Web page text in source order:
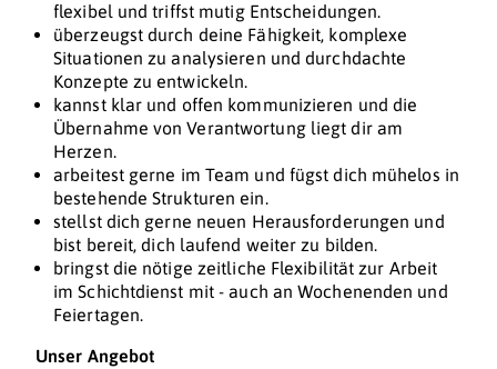
flexibel und triffst mutig Entscheidungen.
überzeugst durch deine Fähigkeit, komplexe
Situationen zu analysieren und durchdachte
Konzepte zu entwickeln.
kannst klar und offen kommunizieren und die
Übernahme von Verantwortung liegt dir am
Herzen.
arbeitest gerne im Team und fügst dich mühelos in
bestehende Strukturen ein.
stellst dich gerne neuen Herausforderungen und
bist bereit, dich laufend weiter zu bilden.
bringst die nötige zeitliche Flexibilität zur Arbeit
im Schichtdienst mit - auch an Wochenenden und
Feiertagen.
Unser Angebot